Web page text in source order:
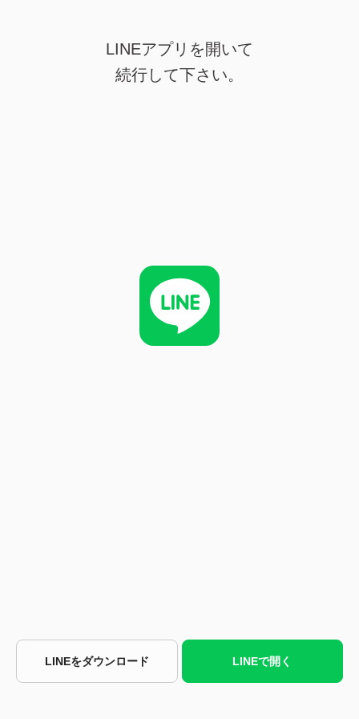
LINEアプリを開いて
続行して下さい。
LINEをダウンロード LINEで開く